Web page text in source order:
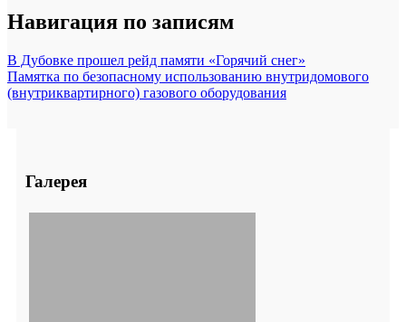
Навигация по записям
В Дубовке прошел рейд памяти «Горячий снег»
Памятка по безопасному использованию внутридомового
(внутриквартирного) газового оборудования
Галерея